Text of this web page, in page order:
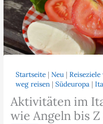
Startseite |Neu |
weg reisen |Südeuropa |
Aktivitäten im
wie Angeln bis